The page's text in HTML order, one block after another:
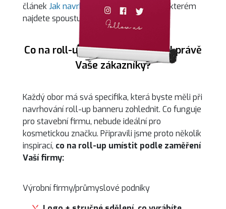
článekJak navrhnout roll-up banner
, ve kterém
najdete spoustu praktických tipů.
Co na roll-up umístit, aby zaujal právě
Vaše zákazníky?
Každý obor má svá specifika, která byste měli při
navrhování roll-up banneru zohlednit. Co funguje
pro stavební firmu, nebude ideální pro
kosmetickou značku. Připravili jsme proto několik
inspirací, co na roll-up umístit podle zaměření
Vaší firmy:
Výrobní firmy/průmyslové podniky